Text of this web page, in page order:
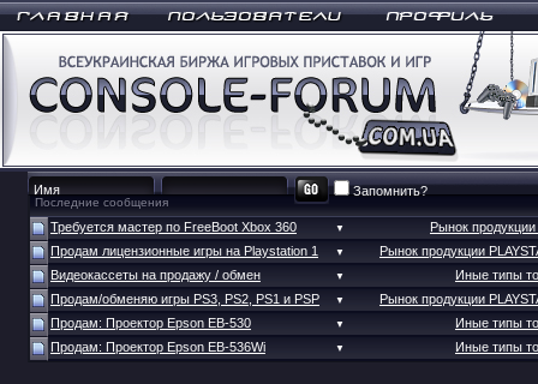
Запомнить?
Последние сообщения
Требуется мастер по FreeBoot Xbox 360 ▼
Рынок продукции
Продам лицензионные игры на Playstation 1
▼
Рынок продукции
Видеокассеты на продажу / обмен
▼
Иные типы
Продам/обменяю игры PS3, PS2, PS1 и PSP
▼
Рынок продукции
Продам: Проектор Epson EB-530
▼
Иные типы
Продам: Проектор Epson EB-536Wi
▼ Иные типы